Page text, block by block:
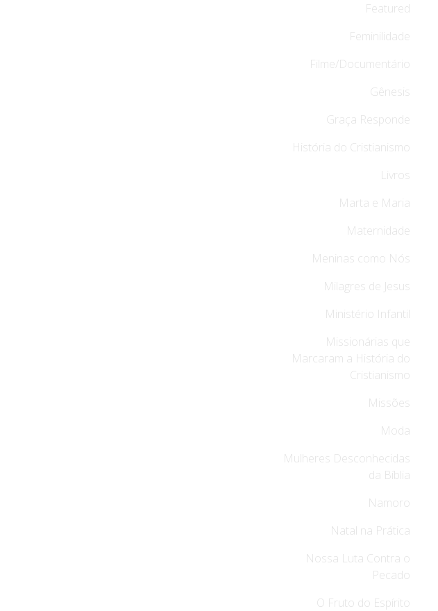
Featured
Feminilidade
Filme/Documentário
Gênesis
Graça Responde
História do Cristianismo
Livros
Marta e Maria
Maternidade
Meninas como Nós
Milagres de Jesus
Ministério Infantil
Missionárias que
Marcaram a História do
Cristianismo
Missões
Moda
Mulheres Desconhecidas
da Bíblia
Namoro
Natal na Prática
Nossa Luta Contra o
Pecado
O Fruto do Espírito